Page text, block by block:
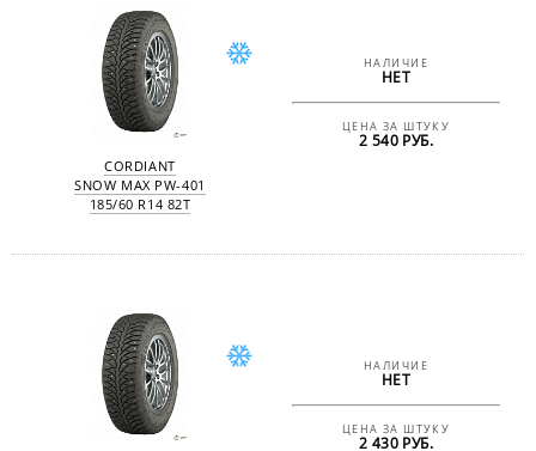
CORDIANT
SNOW MAX PW-401
185/60 R14 82T
НАЛИЧИЕ
НЕТ
ЦЕНА ЗА ШТУКУ
2 540 РУБ.
НАЛИЧИЕ
НЕТ
ЦЕНА ЗА ШТУКУ
2 430 РУБ.